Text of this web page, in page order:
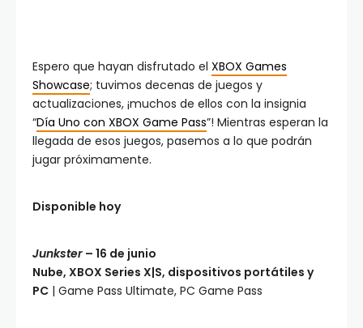
Espero que hayan disfrutado el XBOX Games
Showcase; tuvimos decenas de juegos y
actualizaciones, ¡muchos de ellos con la insignia
“Día Uno con XBOX Game Pass”! Mientras esperan la
llegada de esos juegos, pasemos a lo que podrán
jugar próximamente.
Disponible hoy
Junkster – 16 de junio
Nube, XBOX Series X|S, dispositivos portátiles y
PC | Game Pass Ultimate, PC Game Pass